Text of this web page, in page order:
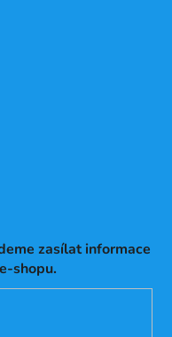
zasílat informace
shopu.